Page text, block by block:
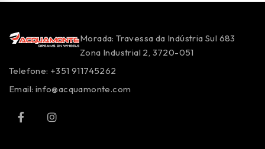
Morada: Travessa da Indústria Sul 683
Zona Industrial 2, 3720-051
Telefone: +351 911745262
Email: info@acquamonte.com